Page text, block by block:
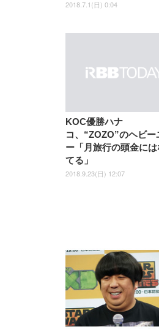
2018.7.1(日) 0:04
KOC優勝ハナ
コ、“ZOZO”のヘビー
ー「月旅行の頭金には
てる」
2018.9.23(日) 12:07